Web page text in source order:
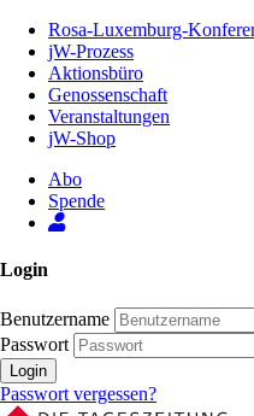
Inhalt
Seite
Rosa-Luxemburg-
jW-Prozess
Aktionsbüro
Genossenschaft
Veranstaltungen
jW-Shop
Abo
Spende
Login
Benutzername
Passwort
Login
Passwort vergessen?